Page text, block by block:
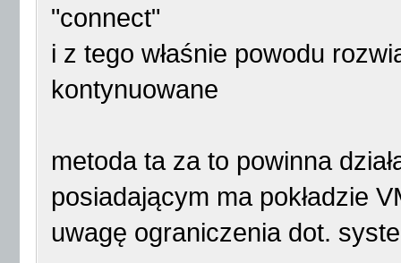
"connect"
i z tego właśnie powodu
kontynuowane
metoda ta za to powinna
posiadającym ma pokładzie
uwagę ograniczenia dot.